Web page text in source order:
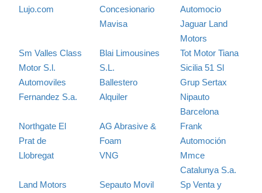
Lujo.com
Concesionario
Mavisa
Automocio
Jaguar Land
Motors
Sm Valles Class
Motor S.l.
Blai Limousines
S.L.
Tot Motor Tiana
Sicilia 51 Sl
Automoviles
Fernandez S.a.
Ballestero
Alquiler
Grup Sertax
Nipauto
Barcelona
Northgate El
Prat de
Llobregat
AG Abrasive &
Foam
Frank
Automoción
VNG
Mmce
Catalunya S.a.
Land Motors
Sepauto Movil
Sp Venta y